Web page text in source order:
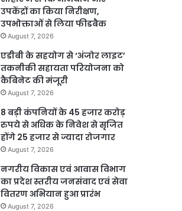
उपकेंद्रों का किया निरीक्षण,
उपभोक्ताओं से लिया फीडबैक
August 7, 2026
एडीबी के सहयोग से ‘अंजोर लाइट’
तकनीकी सहायता परियोजना को
कैबिनेट की मंजूरी
August 7, 2026
8 बड़ी कंपनियों के 45 हजार करोड़
रुपये से अधिक के निवेश से सृजित
होंगे 25 हजार से ज्यादा रोजगार
August 7, 2026
नगरीय विकास एवं आवास विभाग
का प्रदेश स्तरीय जनसंवाद एवं सेवा
वितरण अभियान हुआ प्रारंभ
August 7, 2026